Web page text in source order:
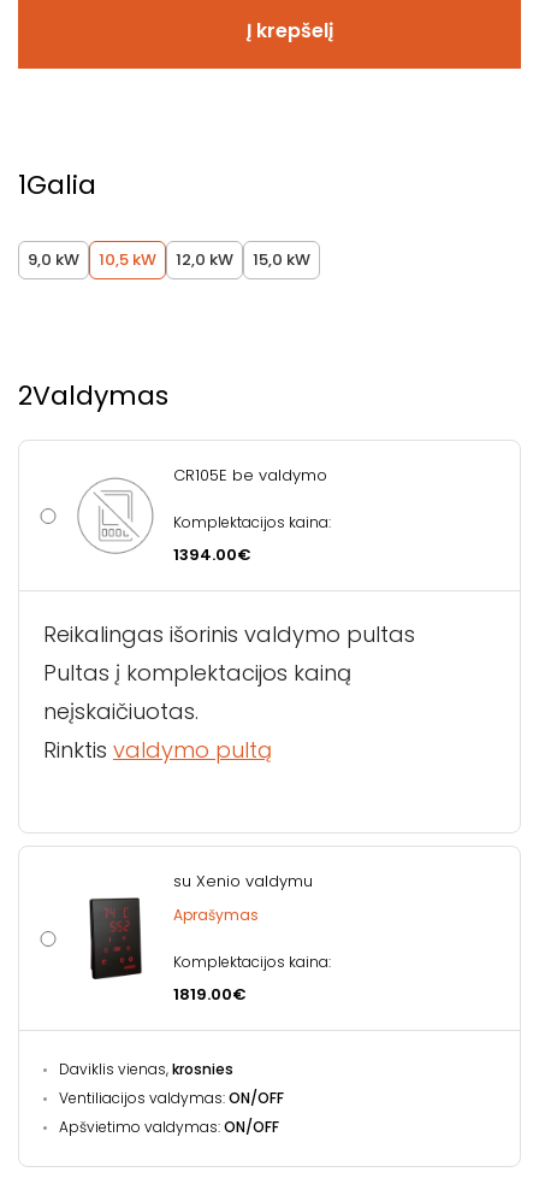
Į krepšelį
1Galia
9,0 kW 10,5 kW 12,0 kW 15,0 kW
2Valdymas
CR105E be valdymo
Komplektacijos kaina:
1394.00€
Reikalingas išorinis valdymo pultas
Pultas į komplektacijos kainą
neįskaičiuotas.
Rinktis valdymo pultą
su Xenio valdymu
Aprašymas
Komplektacijos kaina:
1819.00€
Daviklis vienas,krosnies
Ventiliacijos valdymas:ON/OFF
Apšvietimo valdymas:ON/OFF